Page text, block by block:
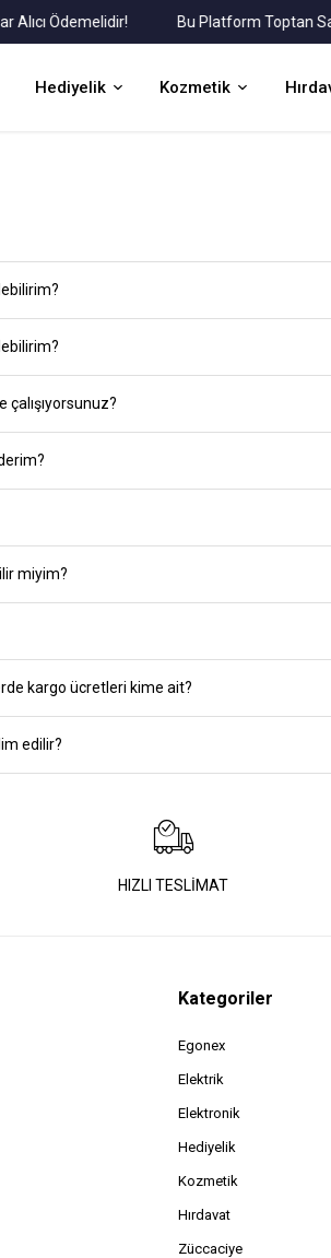
Ödemelidir! Bu Platform Toptan Satış
Hediyelik Kozmetik
çalışıyorsunuz?
miyim?
kargo ücretleri kime ait?
edilir?
HIZLI TESLİMAT
Kategoriler
Egonex
Elektrik
Elektronik
Hediyelik
Kozmetik
Hırdavat
Züccaciye